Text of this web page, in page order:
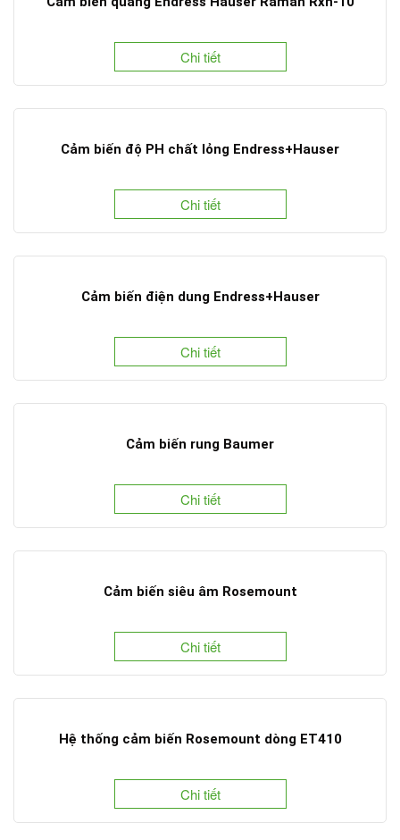
Chi tiết
Cảm biến độ PH chất lỏng Endress+Hauser
Chi tiết
Cảm biến điện dung Endress+Hauser
Chi tiết
Cảm biến rung Baumer
Chi tiết
Cảm biến siêu âm Rosemount
Chi tiết
Hệ thống cảm biến Rosemount dòng ET410
Chi tiết